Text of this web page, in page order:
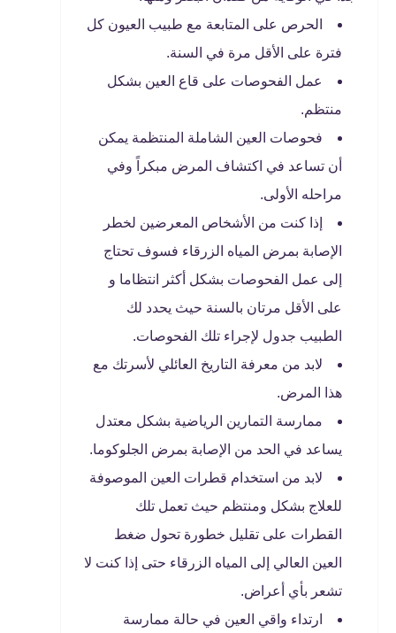
الحرص على المتابعة مع طبيب العيون كل
فترة على الأقل مرة في السنة.
عمل الفحوصات على قاع العين بشكل
منتظم.
فحوصات العين الشاملة المنتظمة يمكن
أن تساعد في اكتشاف المرض مبكراً وفي
مراحله الأولى.
إذا كنت من الأشخاص المعرضين لخطر
الإصابة بمرض المياه الزرقاء فسوف تحتاج
إلى عمل الفحوصات بشكل أكثر انتظاما و
على الأقل مرتان بالسنة حيث يحدد لك
الطبيب جدول لإجراء تلك الفحوصات.
لابد من معرفة التاريخ العائلي لأسرتك مع
هذا المرض.
ممارسة التمارين الرياضية بشكل معتدل
يساعد في الحد من الإصابة بمرض الجلوكوما.
لابد من استخدام قطرات العين الموصوفة
للعلاج بشكل ومنتظم حيث تعمل تلك
القطرات على تقليل خطورة تحول ضغط
العين العالي إلى المياه الزرقاء حتى إذا كنت لا
تشعر بأي أعراض.
ارتداء واقي العين في حالة ممارسة